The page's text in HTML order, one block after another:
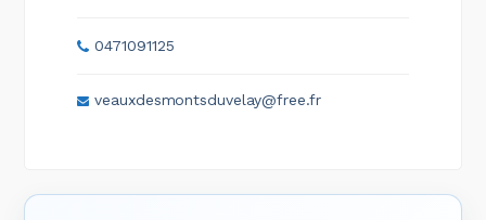
0471091125
veauxdesmontsduvelay@free.fr